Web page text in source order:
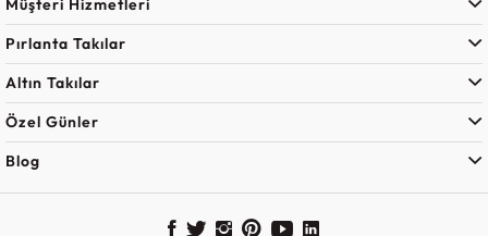
Pırlanta Takılar
Altın Takılar
Özel Günler
Blog